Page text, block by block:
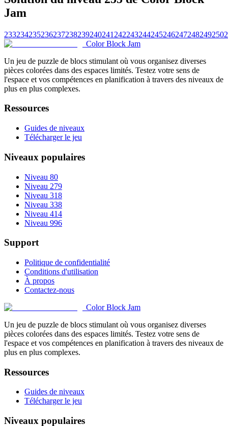
Jam
233234235236237238239240241 242243244245246247248249250
Color Block Jam
Un jeu de puzzle de blocs stimulant où vous organisez diverses
pièces colorées dans des espaces limités. Testez votre sens de
l'espace et vos compétences en planification à travers des niveaux de
plus en plus complexes.
Ressources
Guides de niveaux
Télécharger le jeu
Niveaux populaires
Niveau 80
Niveau 279
Niveau 318
Niveau 338
Niveau 414
Niveau 996
Support
Politique de confidentialité
Conditions d'utilisation
À propos
Contactez-nous
Color Block Jam
Un jeu de puzzle de blocs stimulant où vous organisez diverses
pièces colorées dans des espaces limités. Testez votre sens de
l'espace et vos compétences en planification à travers des niveaux de
plus en plus complexes.
Ressources
Guides de niveaux
Télécharger le jeu
Niveaux populaires